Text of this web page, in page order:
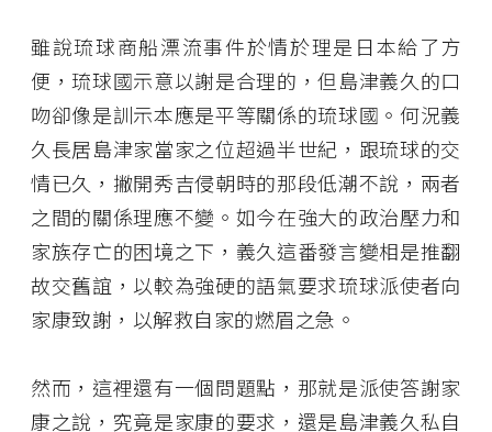
雖說琉球商船漂流事件於情於理是日本給了方
便，琉球國示意以謝是合理的，但島津義久的口
吻卻像是訓示本應是平等關係的琉球國。何況義
久長居島津家當家之位超過半世紀，跟琉球的交
情已久，撇開秀吉侵朝時的那段低潮不說，兩者
之間的關係理應不變。如今在強大的政治壓力和
家族存亡的困境之下，義久這番發言變相是推翻
故交舊誼，以較為強硬的語氣要求琉球派使者向
家康致謝，以解救自家的燃眉之急。
然而，這裡還有一個問題點，那就是派使答謝家
康之說，究竟是家康的要求，還是島津義久私自